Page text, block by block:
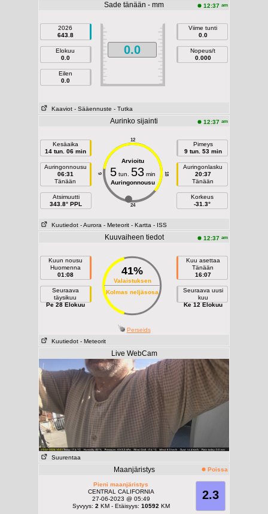
Sade tänään - mm 12:37 am
2026
643.8
Elokuu
0.0
Eilen
0.0
0.0
Viime tunti
0.0
Nopeus/t
0.000
Kaaviot - Sääennuste - Tutka
Aurinko sijainti 12:37 am
Kesäaika
14 tun. 06 min
Auringonnousu
06:31
Tänään
Atsimuutti
343.8° PPL
12
24
6 18
Arvioitu
5 tun. 53 min
Auringonnousu
Pimeys
9 tun. 53 min
Auringonlasku
20:37
Tänään
Korkeus
-31.3°
Kuutiedot - Aurora - Meteorit - Kartta - ISS
Kuuvaiheen tiedot 12:37 am
Kuun nousu
Huomenna
01:08
Seuraava
täysikuu
Pe 28 Elokuu
41%
Valaistuksen
Kolmas neljäsosa
Kuu asettaa
Tänään
16:07
Seuraava uusi
kuu
Ke 12 Elokuu
Perseids
Kuutiedot - Meteorit
Live WebCam
Suurentaa
Maanjäristys Poissa
2.3
Pieni maanjäristys
CENTRAL CALIFORNIA
27-06-2023 @ 05:49
Syvyys: 2 KM - Etäisyys: 10592 KM